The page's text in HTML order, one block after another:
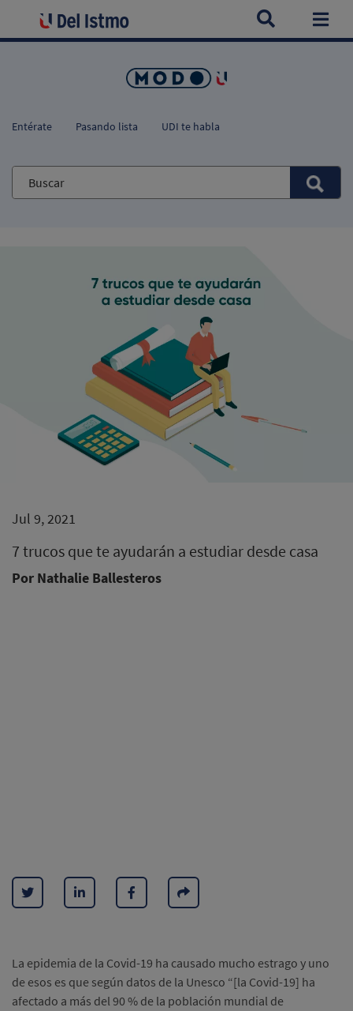
Home Blogs 7 trucos que te ayudarán a estudiar desde casa
Entérate Pasando lista UDI te habla
Jul 9, 2021
7 trucos que te ayudarán a estudiar desde casa
Por Nathalie Ballesteros
La epidemia de la Covid-19 ha causado mucho estrago y uno
de esos es que según datos de la Unesco “[la Covid-19] ha
afectado a más del 90 % de la población mundial de